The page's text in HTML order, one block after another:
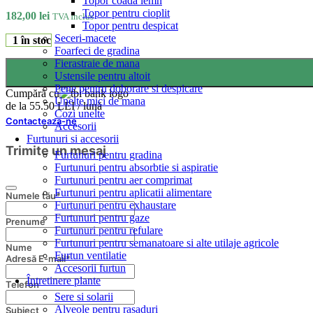
Topor pentru cioplit
Topor pentru despicat
Seceri-macete
Foarfeci de gradina
Fierastraie de mana
Ustensile pentru altoit
Pene pentru doborare si despicare
Unelte mici de mana
Cozi unelte
Accesorii
Furtunuri si accesorii
Furtunuri pentru gradina
Furtunuri pentru absorbtie si aspiratie
Furtunuri pentru aer comprimat
Furtunuri pentru aplicatii alimentare
Furtunuri pentru exhaustare
Furtunuri pentru gaze
Furtunuri pentru refulare
Furtunuri pentru semanatoare si alte utilaje agricole
Furtun ventilatie
Accesorii furtun
Întretinere plante
Sere si solarii
Alveole pentru rasaduri
182,00 lei TVA Inclus
1 în stoc
Cumpără cu
de la 55.50 LEI / lună
Contacteaza-ne
Trimite un mesaj
Numele tău*
Prenume
Nume
Company
Adresă E-mail*
Telefon
Subiect